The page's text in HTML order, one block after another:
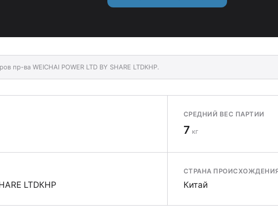
пр-ва WEICHAI POWER LTD BY SHARE LTDКНР.
СРЕДНИЙ ВЕС ПАРТИИ
7 кг
LTDКНР
СТРАНА
Китай